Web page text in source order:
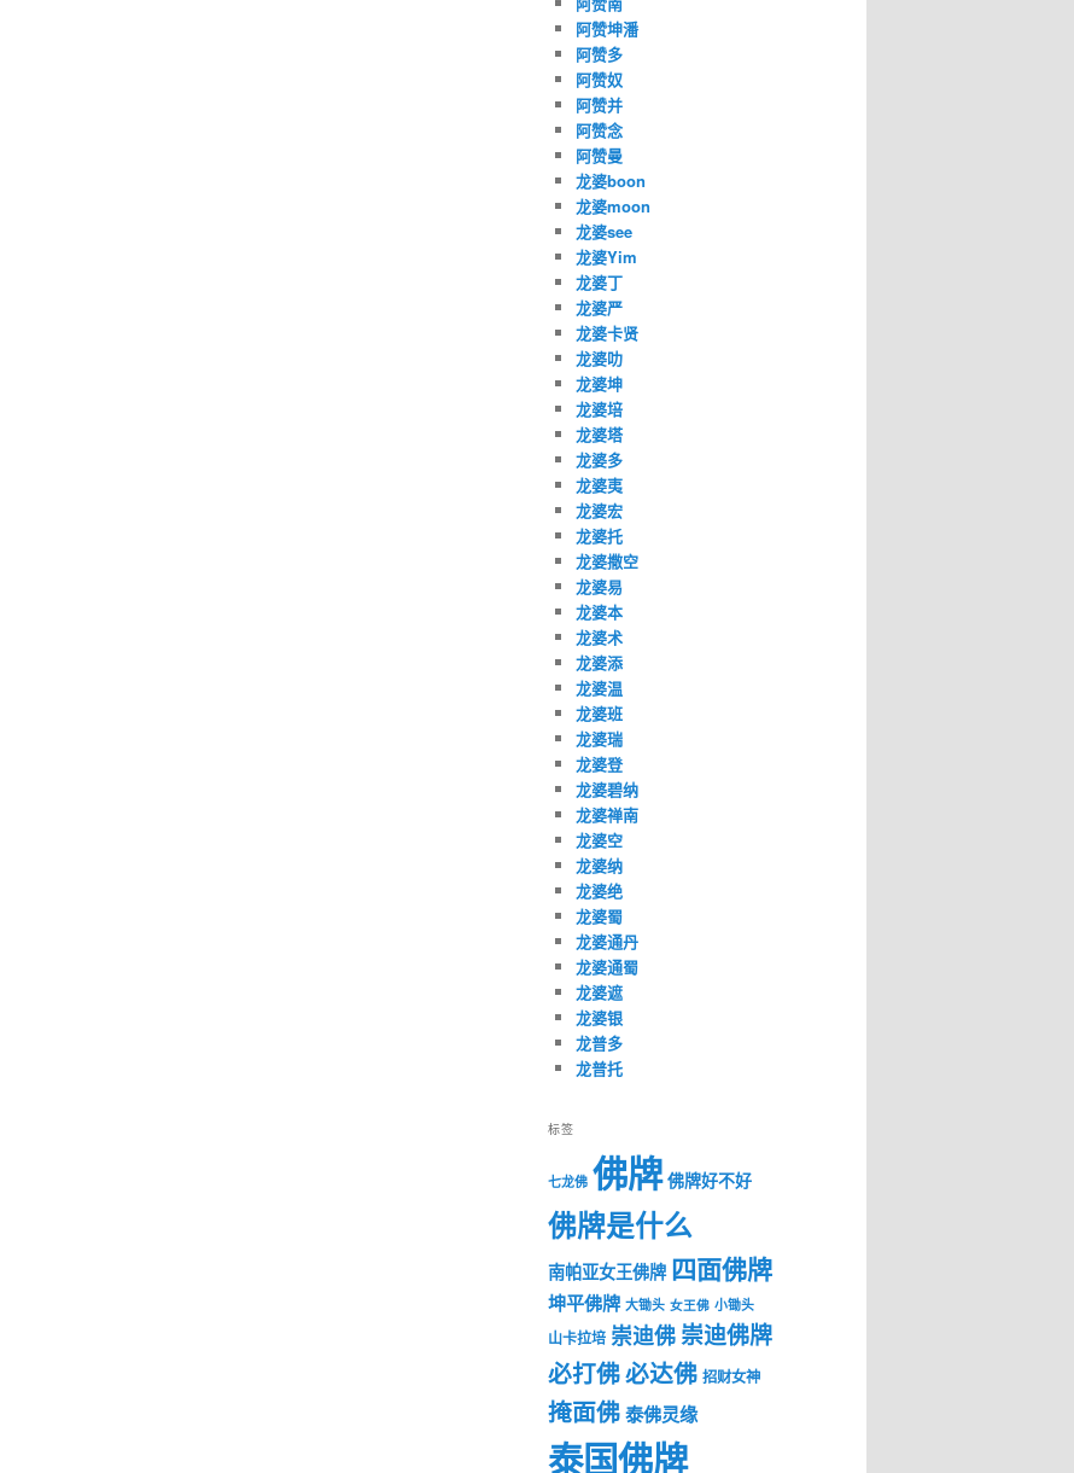
阿赞坤潘
阿赞多
阿赞奴
阿赞并
阿赞念
阿赞曼
龙婆boon
龙婆moon
龙婆see
龙婆Yim
龙婆丁
龙婆严
龙婆卡贤
龙婆叻
龙婆坤
龙婆培
龙婆塔
龙婆多
龙婆夷
龙婆宏
龙婆托
龙婆撒空
龙婆易
龙婆本
龙婆术
龙婆添
龙婆温
龙婆班
龙婆瑞
龙婆登
龙婆碧纳
龙婆禅南
龙婆空
龙婆纳
龙婆绝
龙婆蜀
龙婆通丹
龙婆通蜀
龙婆遮
龙婆银
龙普多
龙普托
标签
七龙佛 佛牌 佛牌好不好
佛牌是什么
南帕亚女王佛牌 四面佛牌
坤平佛牌 大锄头 女王佛 小锄头
山卡拉培 崇迪佛崇迪佛牌
必打佛必达佛 招财女神
掩面佛泰佛灵缘
泰国佛牌